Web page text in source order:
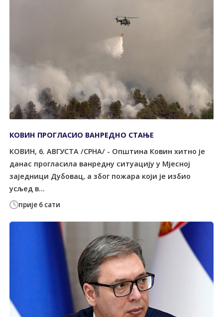
прије 6 сати
КОВИН ПРОГЛАСИО ВАНРЕДНО СТАЊЕ
КОВИН, 6. АВГУСТА /СРНА/ - Општина Ковин хитно је
данас прогласила ванредну ситуацију у Мјесној
заједници Дубовац, а због пожара који је избио
усљед в...